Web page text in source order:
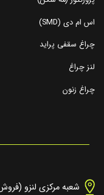
اس ام دی (SMD)
چراغ سقفی پراید
لنز چراغ
چراغ زنون
شعبه مرکزی لنزو